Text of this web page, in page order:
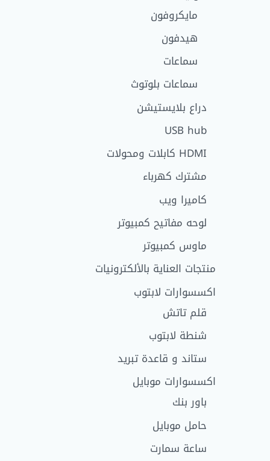
مايكروفون
هيدفون
سماعات
سماعات بلوتوث
دراع بلايستيشن
USB hub
HDMI كابلات ومحولات
مشترك كهرباء
كاميرا ويب
لوحه مفاتيح كمبيوتر
ماوس كمبيوتر
منتجات العناية بالألكترونيات
اكسسوارات لابتوب
قلم تاتش
شنطة لابتوب
ستاند و قاعدة تبريد
اكسسوارات موبايل
باور بنك
حامل موبايل
ساعة سمارت